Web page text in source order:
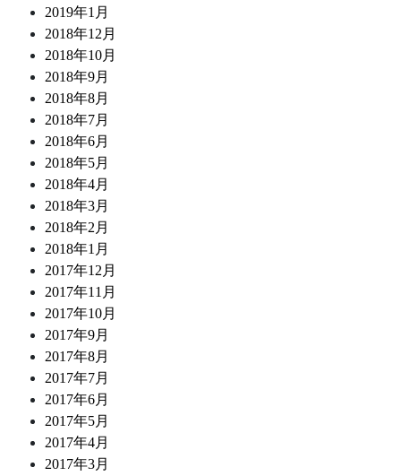
2019年1月
2018年12月
2018年10月
2018年9月
2018年8月
2018年7月
2018年6月
2018年5月
2018年4月
2018年3月
2018年2月
2018年1月
2017年12月
2017年11月
2017年10月
2017年9月
2017年8月
2017年7月
2017年6月
2017年5月
2017年4月
2017年3月